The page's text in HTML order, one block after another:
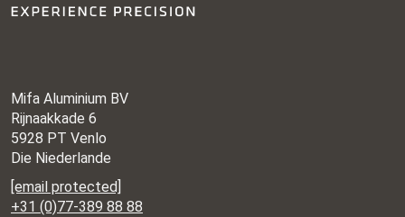
Mifa Aluminium BV
Rijnaakkade 6
5928 PT Venlo
Die Niederlande
[email protected]
+31 (0)77-389 88 88